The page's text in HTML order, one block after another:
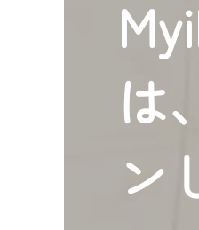
は
ン
『
何卒
※マ
ID
（
※マ